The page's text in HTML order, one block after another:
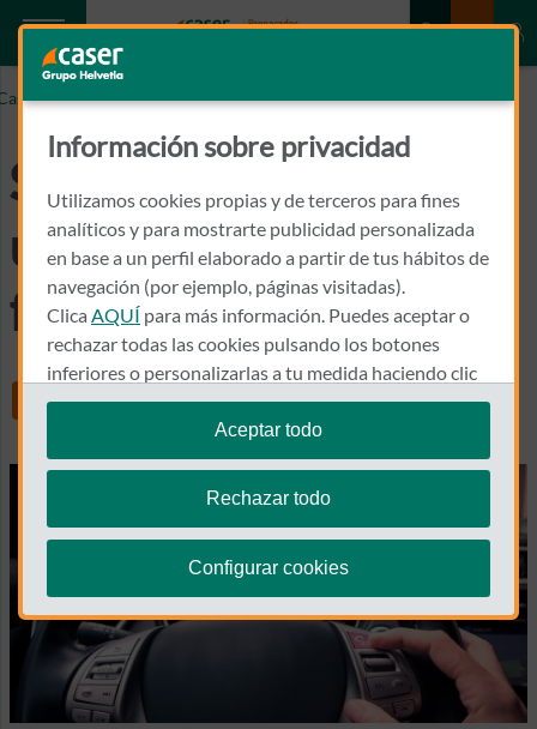
Sistema eCall: Guía útil de funcionamiento
Sistema eCall: Guía
útil de
funcionamiento
Share
Información sobre privacidad
Utilizamos cookies propias y de terceros para fines
analíticos y para mostrarte publicidad personalizada
en base a un perfil elaborado a partir de tus hábitos de
navegación (por ejemplo, páginas visitadas).
Clica AQUÍ para más información. Puedes aceptar o
rechazar todas las cookies pulsando los botones
inferiores o personalizarlas a tu medida haciendo clic
en"configurar cookies".
Te recordamos que puedes modificar tus ajustes de
cookies en cualquier momento en la sección
Aceptar todo
Rechazar todo
Configurar cookies